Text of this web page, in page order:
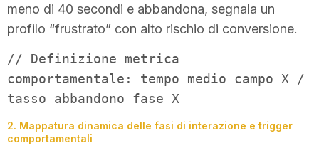
meno di 40 secondi e abbandona, segnala un
profilo “frustrato” con alto rischio di conversione.
// Definizione metrica
comportamentale: tempo medio campo X /
tasso abbandono fase X
2. Mappatura dinamica delle fasi di interazione e trigger
comportamentali